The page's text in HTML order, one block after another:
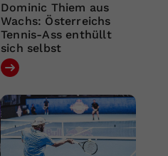
Dominic Thiem aus
Wachs: Österreichs
Tennis-Ass enthüllt
sich selbst